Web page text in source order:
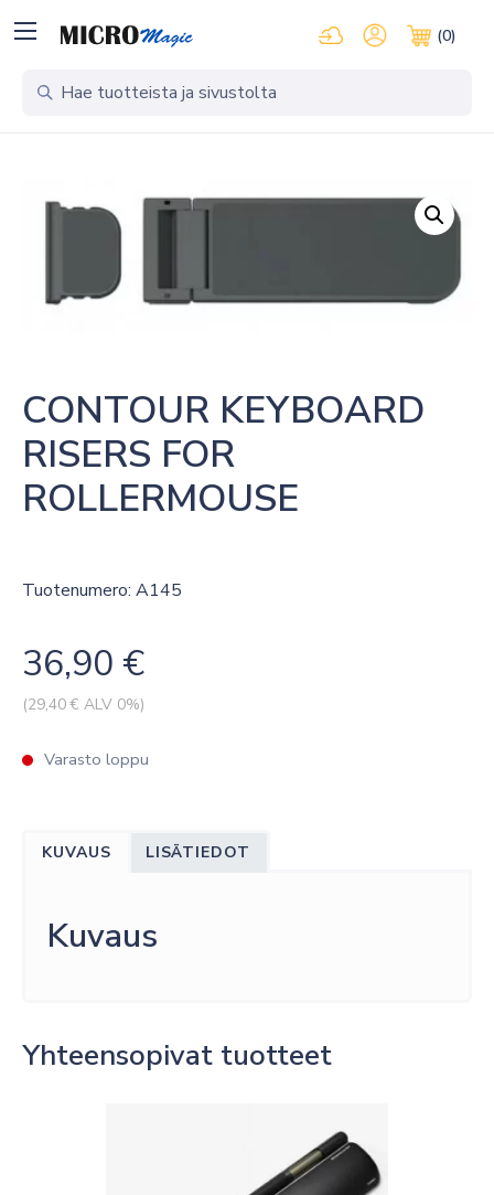
KirjauduOma tili
(0)
CONTOUR KEYBOARD
RISERS FOR
ROLLERMOUSE
Tuotenumero: A145
36,90 €
(29,40€ ALV 0%)
Varasto loppu
KUVAUS LISÄTIEDOT
Kuvaus
Yhteensopivat tuotteet